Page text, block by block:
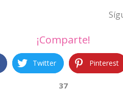
¡Comparte!
Twitter Pinterest
37